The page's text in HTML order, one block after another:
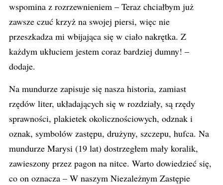
wspomina z rozrzewnieniem – Teraz chciałbym już
zawsze czuć krzyż na swojej piersi, więc nie
przeszkadza mi wbijająca się w ciało nakrętka. Z
każdym ukłuciem jestem coraz bardziej dumny! –
dodaje.
Na mundurze zapisuje się nasza historia, zamiast
rzędów liter, układających się w rozdziały, są rzędy
sprawności, plakietek okolicznościowych, odznak i
oznak, symbolów zastępu, drużyny, szczepu, hufca. Na
mundurze Marysi (19 lat) dostrzegłem mały koralik,
zawieszony przez pagon na nitce. Warto dowiedzieć się,
co on oznacza – W naszym Niezależnym Zastępie